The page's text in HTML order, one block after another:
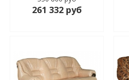
261 332 руб